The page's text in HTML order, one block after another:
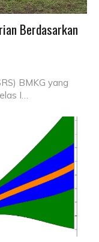
Berdasarkan
BMKG yang
I…